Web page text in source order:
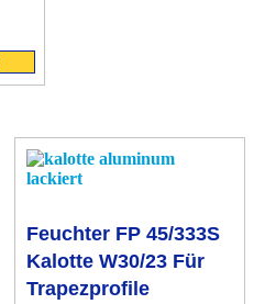
Feuchter FP 45/333S
Kalotte W30/23 Für
Trapezprofile